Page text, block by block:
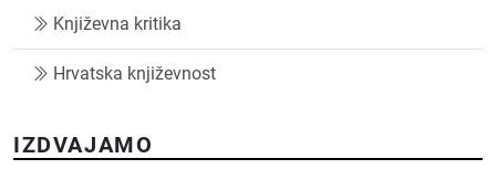
Književna kritika
Hrvatska književnost
IZDVAJAMO